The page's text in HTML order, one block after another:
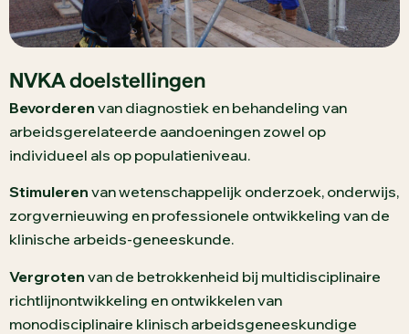
NVKA doelstellingen
Bevorderen van diagnostiek en behandeling van
arbeidsgerelateerde aandoeningen zowel op
individueel als op populatieniveau.
Stimuleren van wetenschappelijk onderzoek, onderwijs,
zorgvernieuwing en professionele ontwikkeling van de
klinische arbeids-geneeskunde.
Vergroten van de betrokkenheid bij multidisciplinaire
richtlijnontwikkeling en ontwikkelen van
monodisciplinaire klinisch arbeidsgeneeskundige